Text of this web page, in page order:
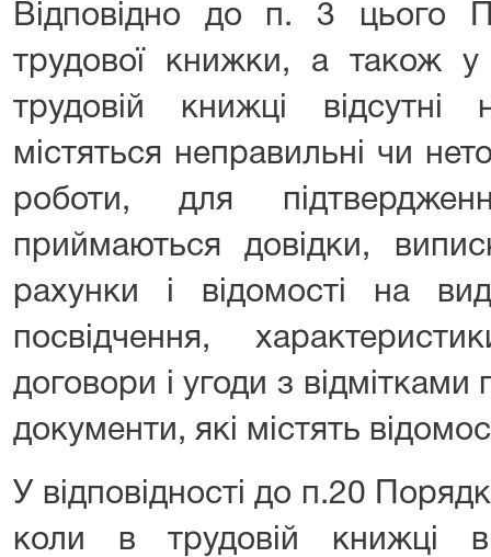
Відповідно до п. 3 цього
трудової книжки, а також
трудовій книжці відсутні
містяться неправильні чи
роботи, для
приймаються довідки,
рахунки і відомості на
посвідчення,
договори і угоди з відмітками
документи, які містять
У відповідності до п.20
коли в трудовій книжці